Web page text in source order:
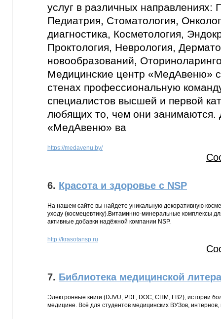
услуг в различных направлениях:
Педиатрия, Стоматология,
диагностика, Косметология,
Проктология, Неврология,
новообразований,
Медицинские центр «МедАвеню»
стенах профессиональную
специалистов высшей и первой
любящих то, чем они занимаются.
«МедАвеню» ва
https://medavenu.by/
6. Красота и здоровье с NSP
На нашем сайте вы найдете уникальную декоративную
уходу (космецевтику).Витаминно-минеральные комплексы
активные добавки надёжной компании NSP.
http://krasotansp.ru
7. Библиотека медицинской
Электронные книги (DJVU, PDF, DOC, CHM, FB2), истории
медицине. Всё для студентов медицинских ВУЗов,